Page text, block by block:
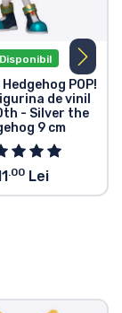
Disponibil
POP!
de vinil
- Silver the
9 cm
.00Lei